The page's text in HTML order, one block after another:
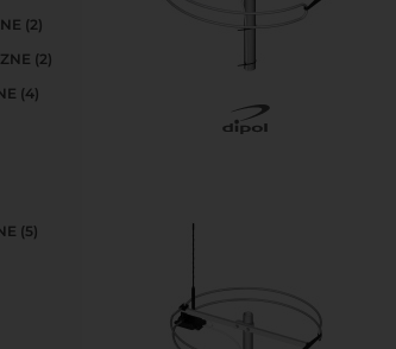
(2)
(2)
(4)
(5)
Do koszyka